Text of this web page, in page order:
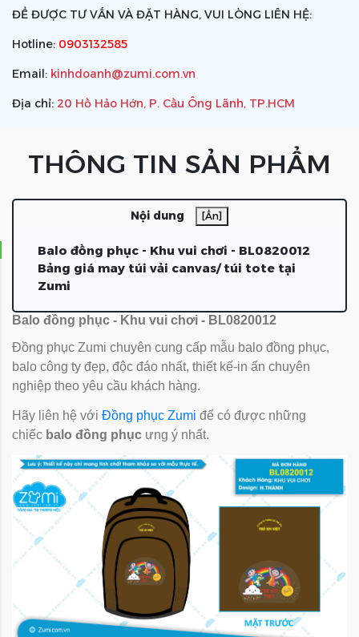
ĐỂ ĐƯỢC TƯ VẤN VÀ ĐẶT HÀNG, VUI LÒNG LIÊN HỆ:
Hotline: 0903132585
Email: kinhdoanh@zumi.com.vn
Địa chỉ: 20 Hồ Hảo Hớn, P. Cầu Ông Lãnh, TP.HCM
THÔNG TIN SẢN PHẨM
Nội dung [Ẩn]
Balo đồng phục - Khu vui chơi - BL0820012
Bảng giá may túi vải canvas/ túi tote tại
Zumi
Balo đồng phục - Khu vui chơi - BL0820012
Đồng phục Zumi chuyên cung cấp mẫu balo đồng phục,
balo công ty đẹp, độc đáo nhất, thiết kế-in ấn chuyên
nghiệp theo yêu cầu khách hàng.
Hãy liên hệ với Đồng phục Zumi để có được những
chiếc balo đồng phục ưng ý nhất.